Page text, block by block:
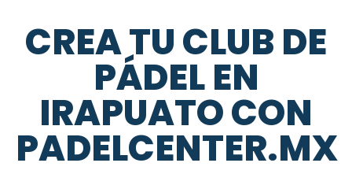
CREA TU CLUB DE
PÁDEL EN
IRAPUATO CON
PADELCENTER.MX